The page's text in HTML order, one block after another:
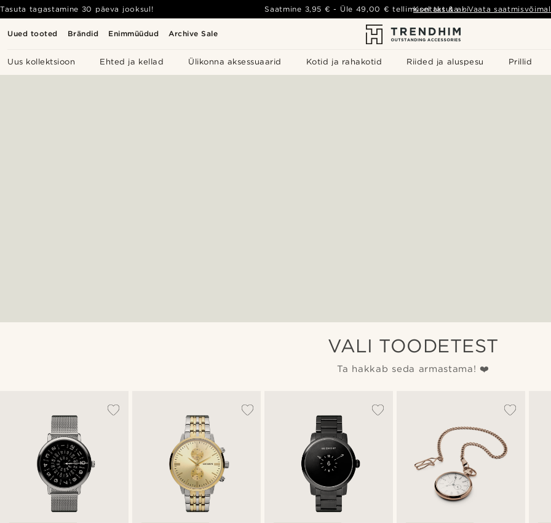
Uued tooted Brändid Enimmüüdud Archive Sale
Uus kollektsioon Ehted ja kellad Ülikonna aksessuaarid Kotid ja rahakotid Riided ja aluspesu Prillid
Tasuta tagastamine 30 päeva jooksul! Saatmine 3,95 € - Üle 49,00 € tellimusel tasuta- Vaata
Kontakt & abi
VALI TOODETEST
Ta hakkab seda armastama! ❤️